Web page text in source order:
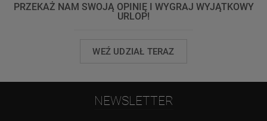
PRZEKAŻ NAM SWOJĄ OPINIĘ I WYGRAJ WYJĄTKOWY
URLOP!
WEŹ UDZIAŁ TERAZ
NEWSLETTER